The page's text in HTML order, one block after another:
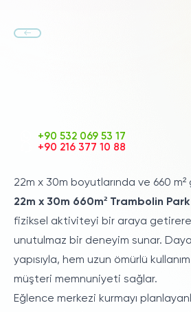
+90 532 069 53 17
+90 216 377 10 88
22m x 30m boyutlarında ve 660
22m x 30m 660m² Trambolin Park
fiziksel aktiviteyi bir araya
unutulmaz bir deneyim sunar.
yapısıyla, hem uzun ömürlü
müşteri memnuniyeti sağlar.
Eğlence merkezi kurmayı